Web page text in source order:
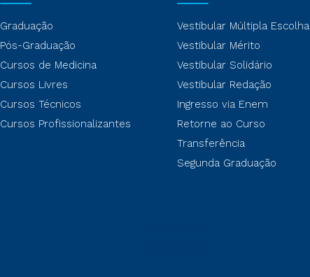
Graduação
Pós-Graduação
Cursos de Medicina
Cursos Livres
Cursos Técnicos
Cursos Profissionalizantes
Vestibular Múltipla Escolha
Vestibular Mérito
Vestibular Solidário
Vestibular Redação
Ingresso via Enem
Retorne ao Curso
Transferência
Segunda Graduação